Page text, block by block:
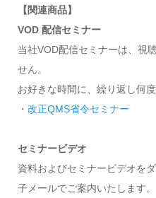
【関連商品】
VOD 配信セミナー
当社VOD配信セミナーは、視
せん。
お好きな時間に、繰り返し何
・ 改正QMS省令セミナー
セミナービデオ
資料およびセミナービデオを
子メールでご案内いたします。